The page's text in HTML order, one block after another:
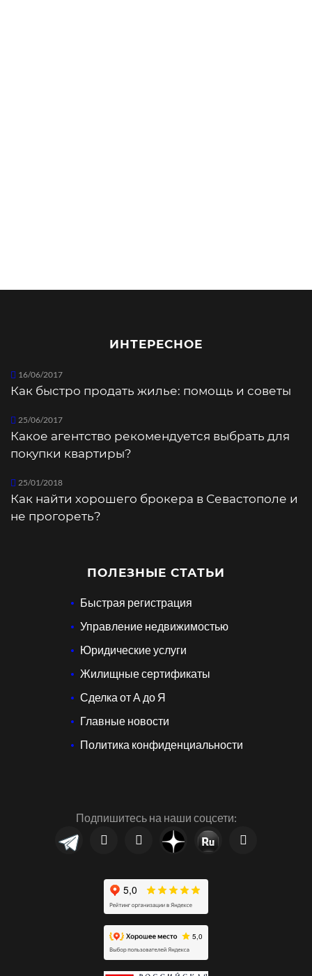
ИНТЕРЕСНОЕ
16/06/2017
Как быстро продать жилье: помощь и советы
25/06/2017
Какое агентство рекомендуется выбрать для
покупки квартиры?
25/01/2018
Как найти хорошего брокера в Севастополе и
не прогореть?
ПОЛЕЗНЫЕ СТАТЬИ
Быстрая регистрация
Управление недвижимостью
Юридические услуги
Жилищные сертификаты
Сделка от А до Я
Главные новости
Политика конфиденциальности
Подпишитесь на наши соцсети: